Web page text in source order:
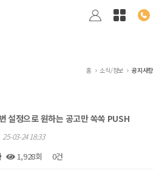
홈 소식/정보 공지사항
설정으로 원하는 공고만 쏙쏙 PUSH
25-03-24 18:33
1,928회 0건